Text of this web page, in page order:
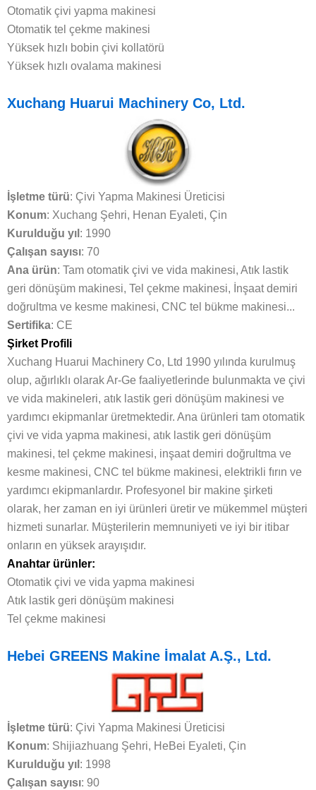
Otomatik çivi yapma makinesi
Otomatik tel çekme makinesi
Yüksek hızlı bobin çivi kollatörü
Yüksek hızlı ovalama makinesi
Xuchang Huarui Machinery Co, Ltd.
İşletme türü: Çivi Yapma Makinesi Üreticisi
Konum: Xuchang Şehri, Henan Eyaleti, Çin
Kurulduğu yıl : 1990
Çalışan sayısı: 70
Ana ürün: Tam otomatik çivi ve vida makinesi, Atık lastik
geri dönüşüm makinesi, Tel çekme makinesi, İnşaat demiri
doğrultma ve kesme makinesi, CNC tel bükme makinesi...
Sertifika: CE
Şirket Profili
Xuchang Huarui Machinery Co, Ltd 1990 yılında kurulmuş
olup, ağırlıklı olarak Ar-Ge faaliyetlerinde bulunmakta ve çivi
ve vida makineleri, atık lastik geri dönüşüm makinesi ve
yardımcı ekipmanlar üretmektedir. Ana ürünleri tam otomatik
çivi ve vida yapma makinesi, atık lastik geri dönüşüm
makinesi, tel çekme makinesi, inşaat demiri doğrultma ve
kesme makinesi, CNC tel bükme makinesi, elektrikli fırın ve
yardımcı ekipmanlardır. Profesyonel bir makine şirketi
olarak, her zaman en iyi ürünleri üretir ve mükemmel müşteri
hizmeti sunarlar. Müşterilerin memnuniyeti ve iyi bir itibar
onların en yüksek arayışıdır.
Anahtar ürünler:
Otomatik çivi ve vida yapma makinesi
Atık lastik geri dönüşüm makinesi
Tel çekme makinesi
Hebei GREENS Makine İmalat A.Ş., Ltd.
İşletme türü: Çivi Yapma Makinesi Üreticisi
Konum: Shijiazhuang Şehri, HeBei Eyaleti, Çin
Kurulduğu yıl : 1998
Çalışan sayısı: 90